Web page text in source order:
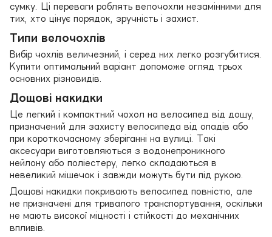
сумку. Ці переваги роблять велочохли незамінними для
тих, хто цінує порядок, зручність і захист.
Типи велочохлів
Вибір чохлів величезний, і серед них легко розгубитися.
Купити оптимальний варіант допоможе огляд трьох
основних різновидів.
Дощові накидки
Це легкий і компактний чохол на велосипед від дощу,
призначений для захисту велосипеда від опадів або
при короткочасному зберіганні на вулиці. Такі
аксесуари виготовляються з водонепроникного
нейлону або поліестеру, легко складаються в
невеликий мішечок і завжди можуть бути під рукою.
Дощові накидки покривають велосипед повністю, але
не призначені для тривалого транспортування, оскільки
не мають високої міцності і стійкості до механічних
впливів.